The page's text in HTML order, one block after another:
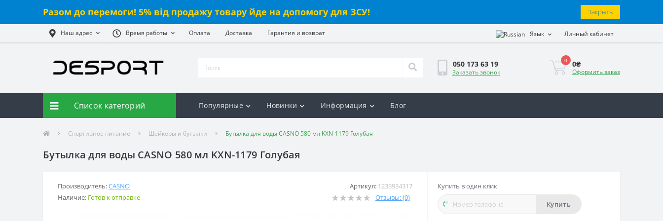
Разом до перемоги! 5% від продажу товару йде на допомогу для ЗСУ! Закрыть
Наш адрес Время работы Оплата Доставка Гарантия и возврат Язык Личный кабинет
050 173 63 19
Заказать звонок
0 0₴
Оформить заказ
Список категорий Популярные Новинки Информация Блог
Спортивное питание Шейкеры и бутылки Бутылка для воды CASNO 580 мл KXN-1179 Голубая
Бутылка для воды CASNO 580 мл KXN-1179 Голубая
Производитель:CASNO Артикул: 1233934317
Наличие: Готов к отправке Отзывы: (0)
Купить в один клик
Купить